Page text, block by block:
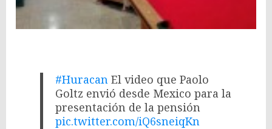
#Huracan El video que Paolo
Goltz envió desde Mexico para la
presentación de la pensión
pic.twitter.com/iQ6sneiqKn